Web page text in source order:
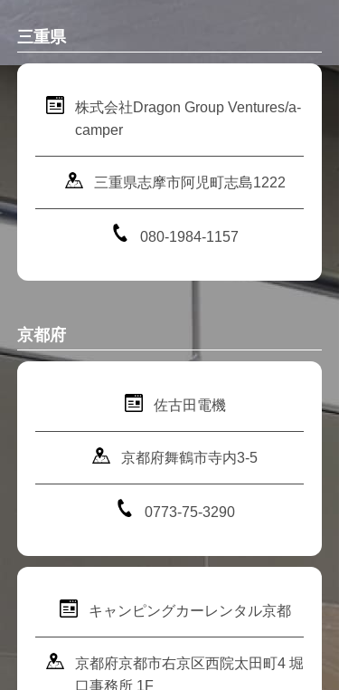
三重県
株式会社Dragon Group Ventures/a-
camper
三重県志摩市阿児町志島1222
080-1984-1157
京都府
佐古田電機
京都府舞鶴市寺内3-5
0773-75-3290
キャンピングカーレンタル京都
京都府京都市右京区西院太田町4 堀
口事務所 1F